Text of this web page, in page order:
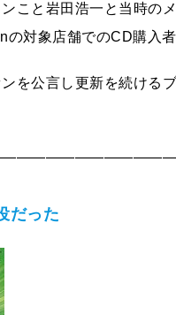
こと岩田浩一と当時の
の対象店舗でのCD購入
を公言し更新を続ける
だった